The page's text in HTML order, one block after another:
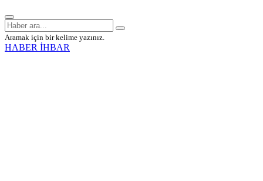
Aramak için bir kelime yazınız.
HABER İHBAR